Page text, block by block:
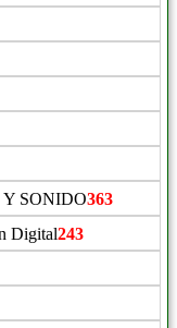
SONIDO363
Digital243